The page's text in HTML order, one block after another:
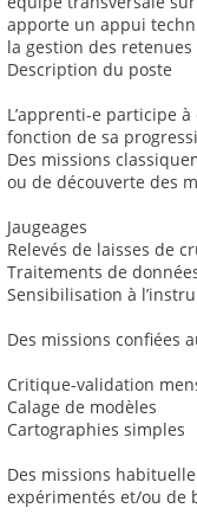
apporte un appui
la gestion des
Description du poste
L’apprenti-e participe
fonction de sa
Des missions
ou de découverte des
Jaugeages
Relevés de laisses de
Traitements de
Sensibilisation à
Des missions confiées
Critique-validation
Calage de modèles
Cartographies simples
Des missions
expérimentés et/ou de